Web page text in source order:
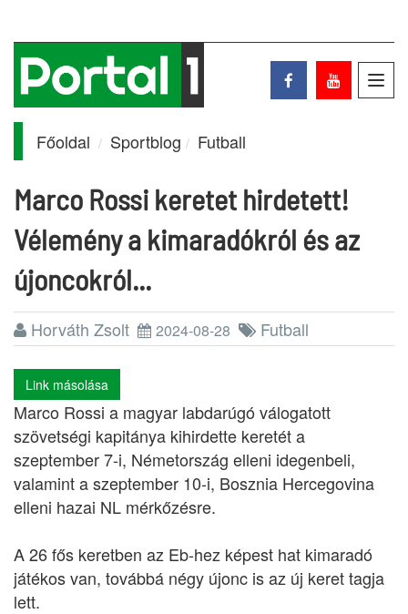
Főoldal Sportblog Futball
Marco Rossi keretet hirdetett!
Vélemény a kimaradókról és az
újoncokról...
Horváth Zsolt 2024-08-28 Futball
Link másolása
Marco Rossi a magyar labdarúgó válogatott
szövetségi kapitánya kihirdette keretét a
szeptember 7-i, Németország elleni idegenbeli,
valamint a szeptember 10-i, Bosznia Hercegovina
elleni hazai NL mérkőzésre.
A 26 fős keretben az Eb-hez képest hat kimaradó
játékos van, továbbá négy újonc is az új keret tagja
lett.